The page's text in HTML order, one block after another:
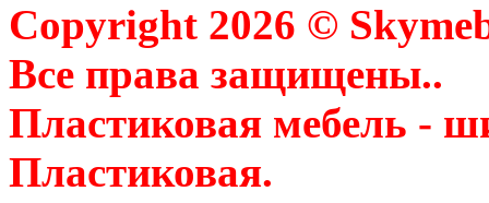
Copyright 2026 ©
Все права защищены..
Пластиковая мебель -
Пластиковая.